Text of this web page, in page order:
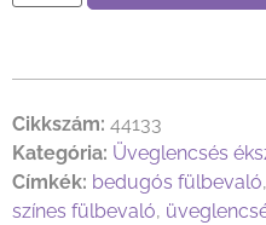
Cikkszám: 44133
Kategória: Üveglencsés
Címkék: bedugós fülbevaló,
színes fülbevaló,